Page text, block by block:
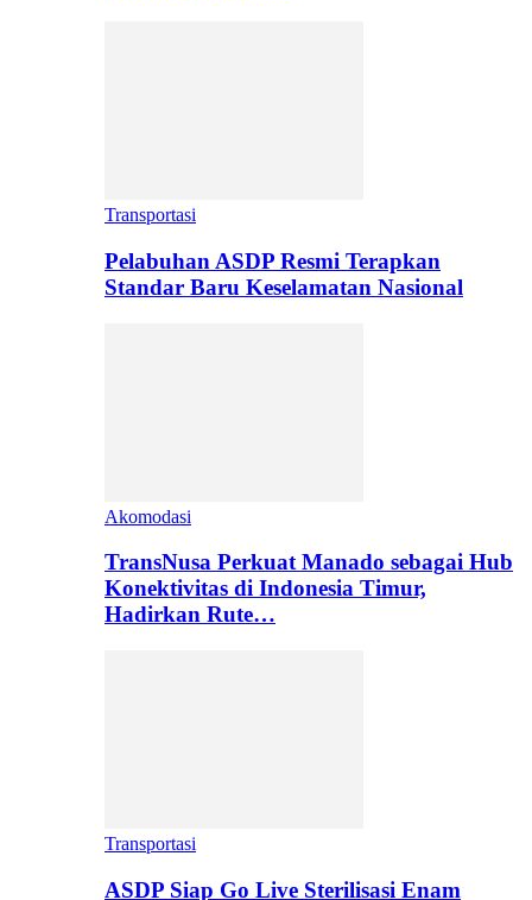
Transportasi
Pelabuhan ASDP Resmi Terapkan
Standar Baru Keselamatan Nasional
Akomodasi
TransNusa Perkuat Manado sebagai Hub
Konektivitas di Indonesia Timur,
Hadirkan Rute…
Transportasi
ASDP Siap Go Live Sterilisasi Enam